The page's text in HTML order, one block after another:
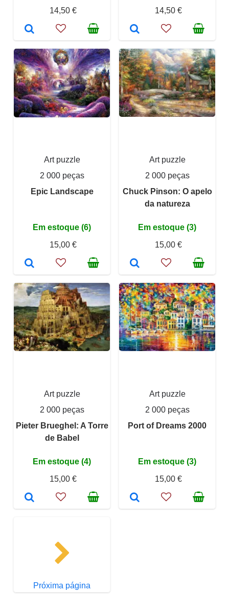
14,50 €
14,50 €
Art puzzle
2 000 peças
Epic Landscape
Em estoque (6)
15,00 €
Art puzzle
2 000 peças
Chuck Pinson: O apelo
da natureza
Em estoque (3)
15,00 €
Art puzzle
2 000 peças
Pieter Brueghel: A Torre
de Babel
Em estoque (4)
15,00 €
Art puzzle
2 000 peças
Port of Dreams 2000
Em estoque (3)
15,00 €
Próxima página